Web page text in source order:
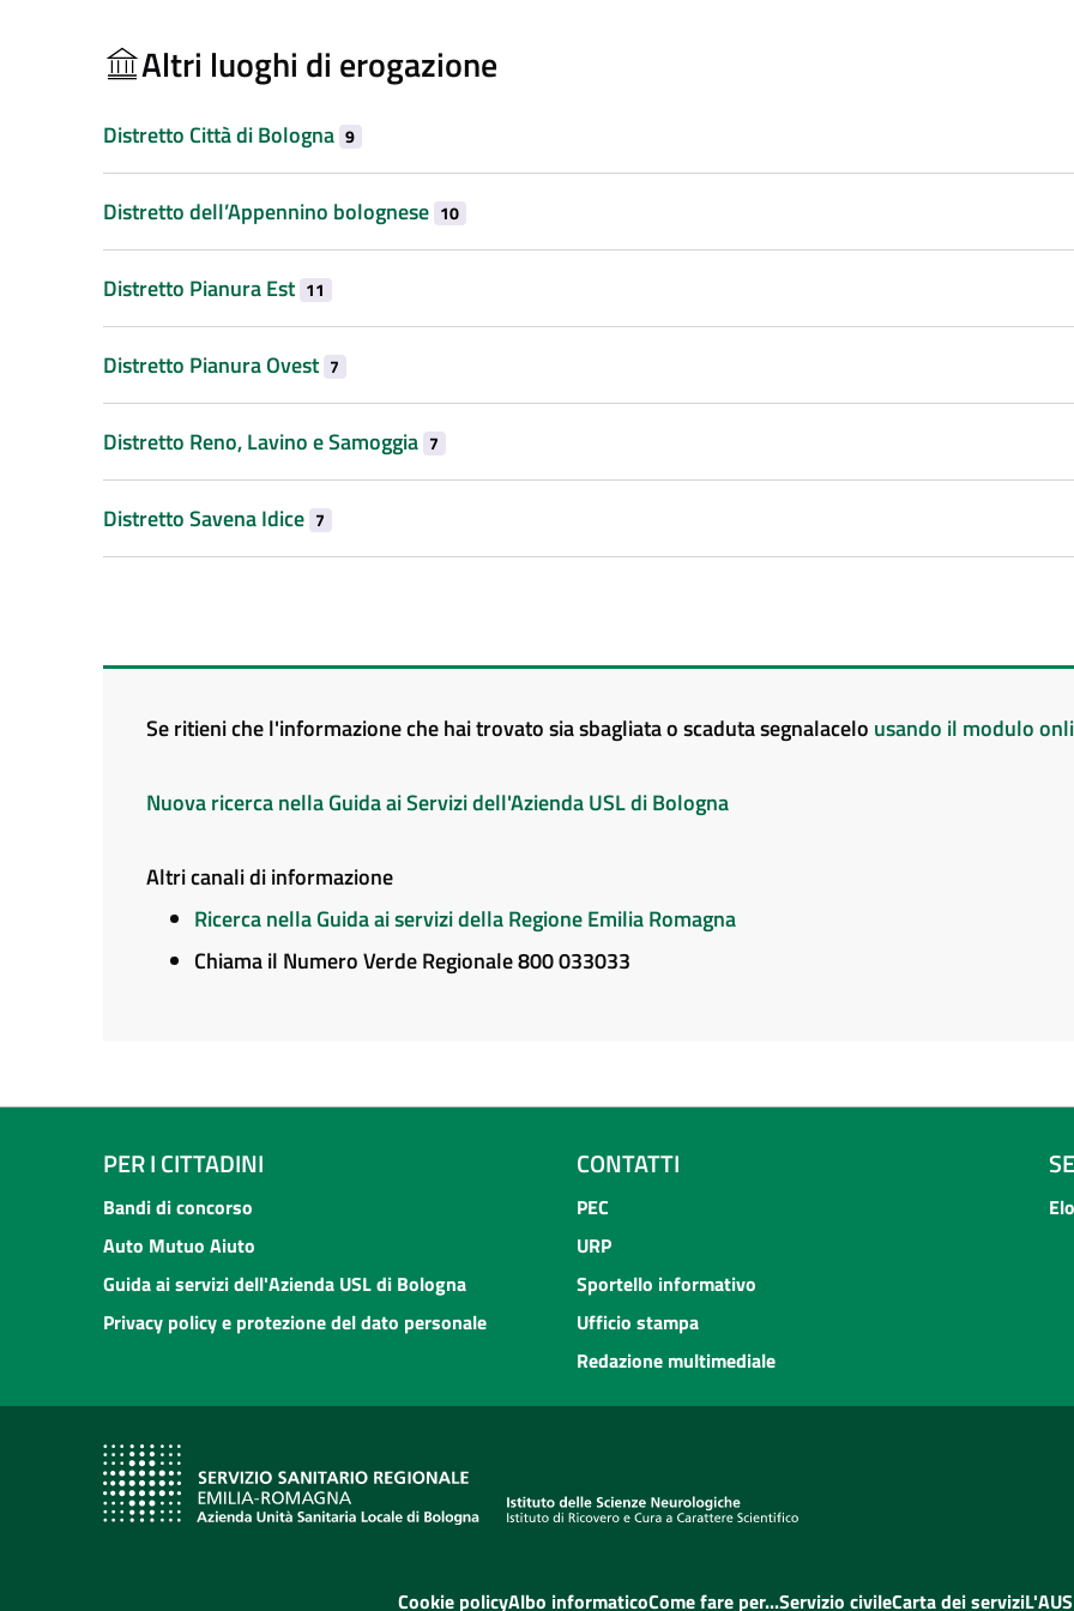
Altri luoghi di erogazione
Distretto Città di Bologna 9
Distretto dell’Appennino bolognese 10
Distretto Pianura Est 11
Distretto Pianura Ovest 7
Distretto Reno, Lavino e Samoggia 7
Distretto Savena Idice 7
Se ritieni che l'informazione che hai trovato sia sbagliata o scaduta segnalacelo usando il modulo
Nuova ricerca nella Guida ai Servizi dell'Azienda USL di Bologna
Altri canali di informazione
Ricerca nella Guida ai servizi della Regione Emilia Romagna
Chiama il Numero Verde Regionale 800 033033
PER I CITTADINI
Bandi di concorso
Auto Mutuo Aiuto
Guida ai servizi dell'Azienda USL di Bologna
Privacy policy e protezione del dato personale
CONTATTI
PEC
URP
Sportello informativo
Ufficio stampa
Redazione multimediale
Cookie policyAlbo informaticoCome fare per...Servizio civileCarta dei servizi